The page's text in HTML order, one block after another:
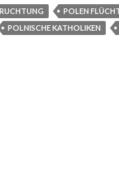
POLEN
POLNISCHE KATHOLIKEN